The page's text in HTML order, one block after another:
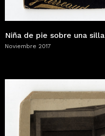
Niña de pie sobre una silla
Noviembre 2017